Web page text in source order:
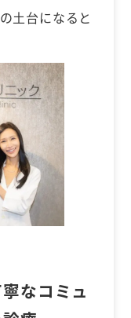
土台になると
なコミュ